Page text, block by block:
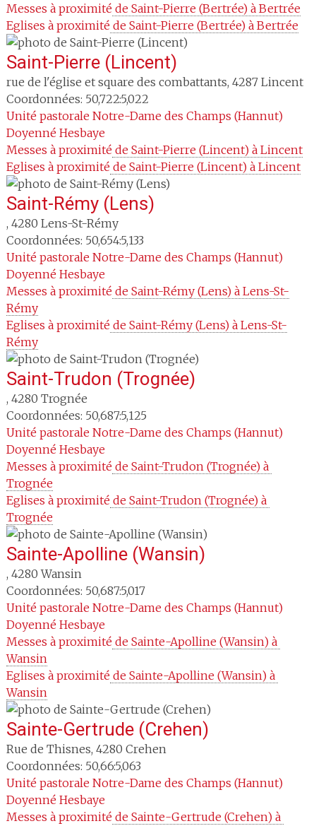
Messes à proximité de Saint-Pierre (Bertrée) à Bertrée
Eglises à proximité de Saint-Pierre (Bertrée) à Bertrée
Saint-Pierre (Lincent)
rue de l'église et square des combattants, 4287 Lincent
Coordonnées: 50,722:5,022
Unité pastorale Notre-Dame des Champs (Hannut)
Doyenné Hesbaye
Messes à proximité de Saint-Pierre (Lincent) à Lincent
Eglises à proximité de Saint-Pierre (Lincent) à Lincent
Saint-Rémy (Lens)
, 4280 Lens-St-Rémy
Coordonnées: 50,654:5,133
Unité pastorale Notre-Dame des Champs (Hannut)
Doyenné Hesbaye
Messes à proximité de Saint-Rémy (Lens) à Lens-St-
Rémy
Eglises à proximité de Saint-Rémy (Lens) à Lens-St-
Rémy
Saint-Trudon (Trognée)
, 4280 Trognée
Coordonnées: 50,687:5,125
Unité pastorale Notre-Dame des Champs (Hannut)
Doyenné Hesbaye
Messes à proximité de Saint-Trudon (Trognée) à
Trognée
Eglises à proximité de Saint-Trudon (Trognée) à
Trognée
Sainte-Apolline (Wansin)
, 4280 Wansin
Coordonnées: 50,687:5,017
Unité pastorale Notre-Dame des Champs (Hannut)
Doyenné Hesbaye
Messes à proximité de Sainte-Apolline (Wansin) à
Wansin
Eglises à proximité de Sainte-Apolline (Wansin) à
Wansin
Sainte-Gertrude (Crehen)
Rue de Thisnes, 4280 Crehen
Coordonnées: 50,66:5,063
Unité pastorale Notre-Dame des Champs (Hannut)
Doyenné Hesbaye
Messes à proximité de Sainte-Gertrude (Crehen) à